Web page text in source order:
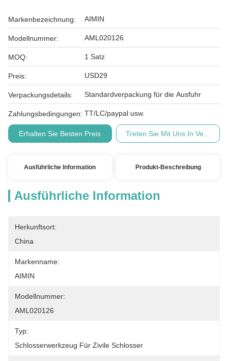
Markenbezeichnung: AIMIN
Modellnummer: AML020126
MOQ: 1 Satz
Preis: USD29
Verpackungsdetails: Standardverpackung für die Ausfuhr
Zahlungsbedingungen: TT/LC/paypal usw.
Erhalten Sie Besten Preis Treten Sie Mit Uns In
Ausführliche Information Produkt-Beschreibung
Ausführliche Information
Herkunftsort:
China
Markenname:
AIMIN
Modellnummer:
AML020126
Typ:
Schlosserwerkzeug Für Zivile Schlosser